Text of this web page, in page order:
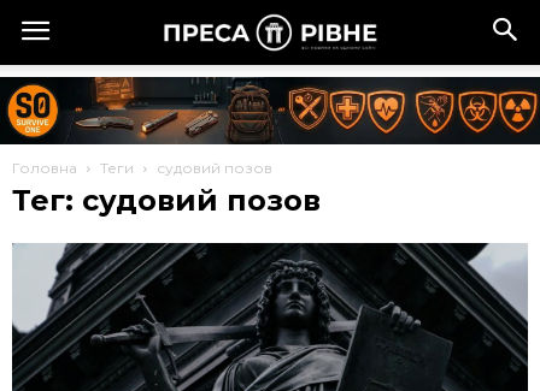
Головна Теги судовий позов
Тег: судовий позов